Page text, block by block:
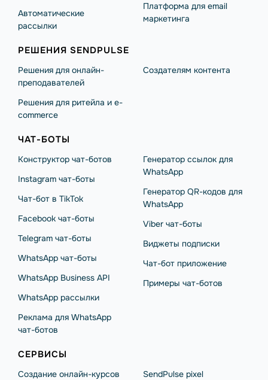
Автоматические
рассылки
Платформа для email
маркетинга
РЕШЕНИЯ SENDPULSE
Решения для онлайн-
преподавателей
Решения для ритейла и e-
commerce
Создателям контента
ЧАТ-БОТЫ
Конструктор чат-ботов
Instagram чат-боты
Чат-бот в TikTok
Facebook чат-боты
Telegram чат-боты
WhatsApp чат-боты
WhatsApp Business API
WhatsApp рассылки
Реклама для WhatsApp
чат-ботов
Генератор ссылок для
WhatsApp
Генератор QR-кодов для
WhatsApp
Viber чат-боты
Виджеты подписки
Чат-бот приложение
Примеры чат-ботов
СЕРВИСЫ
Создание онлайн-курсов
SendPulse pixel